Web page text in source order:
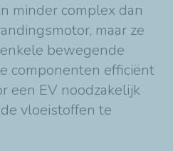
minder complex dan
maar ze
bewegende
componenten efficiënt
een EV noodzakelijk
vloeistoffen te